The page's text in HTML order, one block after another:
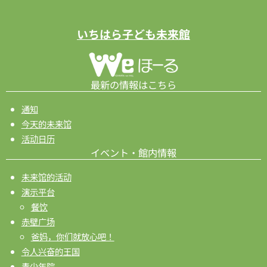
いちはら子ども未来館
最新の情報はこちら
通知
今天的未来馆
活动日历
イベント・館内情報
未来馆的活动
演示平台
餐饮
赤壁广场
爸妈，你们就放心吧！
令人兴奋的王国